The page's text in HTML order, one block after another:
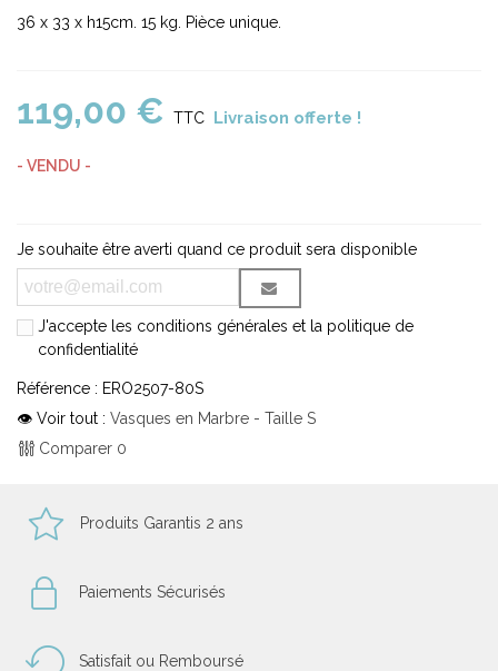
36 x 33 x h15cm. 15 kg. Pièce unique.
119,00 € TTC Livraison offerte !
- VENDU -
Je souhaite être averti quand ce produit sera disponible
J'accepte les conditions générales et la politique de
confidentialité
Référence : ERO2507-80S
👁 Voir tout : Vasques en Marbre - Taille S
Comparer 0
Produits Garantis 2 ans
Paiements Sécurisés
Satisfait ou Remboursé